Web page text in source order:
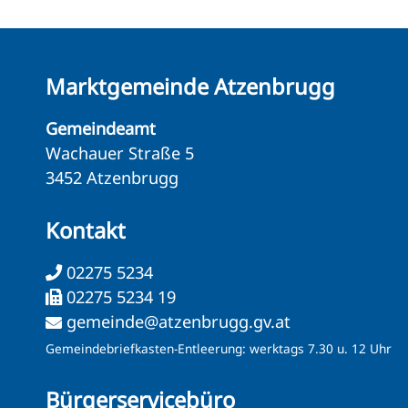
Marktgemeinde Atzenbrugg
Gemeindeamt
Wachauer Straße 5
3452 Atzenbrugg
Kontakt
02275 5234
02275 5234 19
gemeinde@atzenbrugg.gv.at
Gemeindebriefkasten-Entleerung: werktags 7.30 u. 12 Uhr
Bürgerservicebüro